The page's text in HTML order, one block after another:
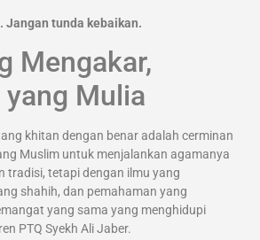
Jangan tunda kebaikan.
Mengakar,
yang Mulia
khitan dengan benar adalah cerminan
Muslim untuk menjalankan agamanya
tradisi, tetapi dengan ilmu yang
shahih, dan pemahaman yang
yang sama yang menghidupi
PTQ Syekh Ali Jaber.